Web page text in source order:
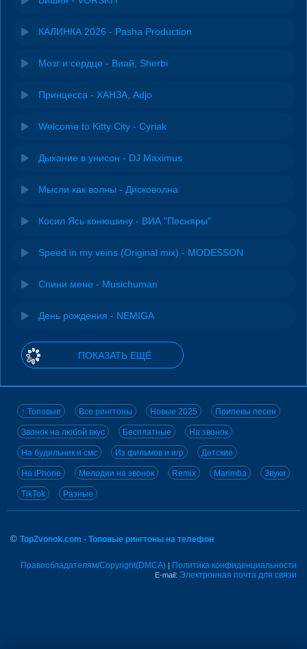
КАЛИНКА 2026 - Pasha Production
Мозг и сердце - Виай, Sherbi
Принцесса - ХАНЗА, Adjo
Welcome to Kitty City - Cyriak
Дыхание в унисон - DJ Maximus
Мысли как волны - Дисковолна
Косил Ясь конюшину - ВИА "Песняры"
Speed in my veins (Original mix) - MODESSON
Спини мене - Musichuman
День рождения - NEMIGA
ПОКАЗАТЬ ЕЩЁ
↑ Топовые Все рингтоны Новые 2025 Припевы песен
Звонок на любой вкус Бесплатные На звонок
На будильник и смс Из фильмов и игр Детские
На iPhone Мелодии на звонок Remix Marimba Звуки
TikTok Разные
© TopZvonok.com - Топовые рингтоны на телефон
Правообладателям/Copyright(DMCA) | Политика конфиденциальности
E-mail: Электронная почта для связи